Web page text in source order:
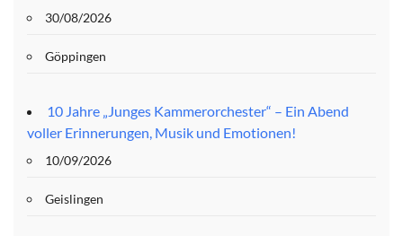
30/08/2026
Göppingen
10 Jahre „Junges Kammerorchester“ – Ein Abend
voller Erinnerungen, Musik und Emotionen!
10/09/2026
Geislingen